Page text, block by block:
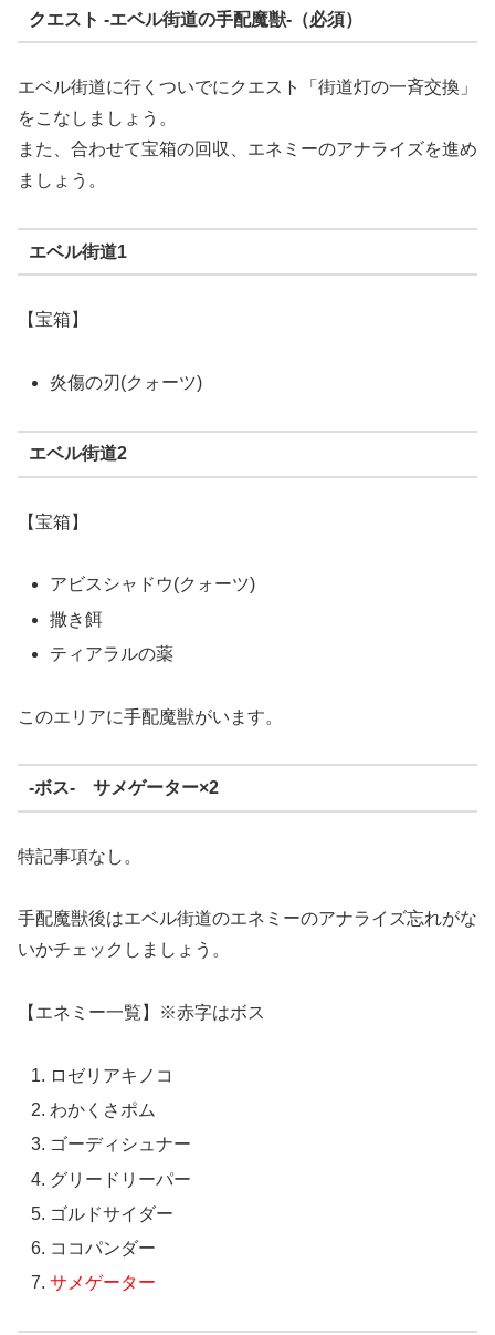
クエスト -エベル街道の手配魔獣-（必須）
エベル街道に行くついでにクエスト「街道灯の一斉交換」
をこなしましょう。
また、合わせて宝箱の回収、エネミーのアナライズを進め
ましょう。
エベル街道1
【宝箱】
炎傷の刃(クォーツ)
エベル街道2
【宝箱】
アビスシャドウ(クォーツ)
撒き餌
ティアラルの薬
このエリアに手配魔獣がいます。
-ボス- サメゲーター×2
特記事項なし。
手配魔獣後はエベル街道のエネミーのアナライズ忘れがな
いかチェックしましょう。
【エネミー一覧】※赤字はボス
ロゼリアキノコ
わかくさポム
ゴーディシュナー
グリードリーパー
ゴルドサイダー
ココパンダー
サメゲーター